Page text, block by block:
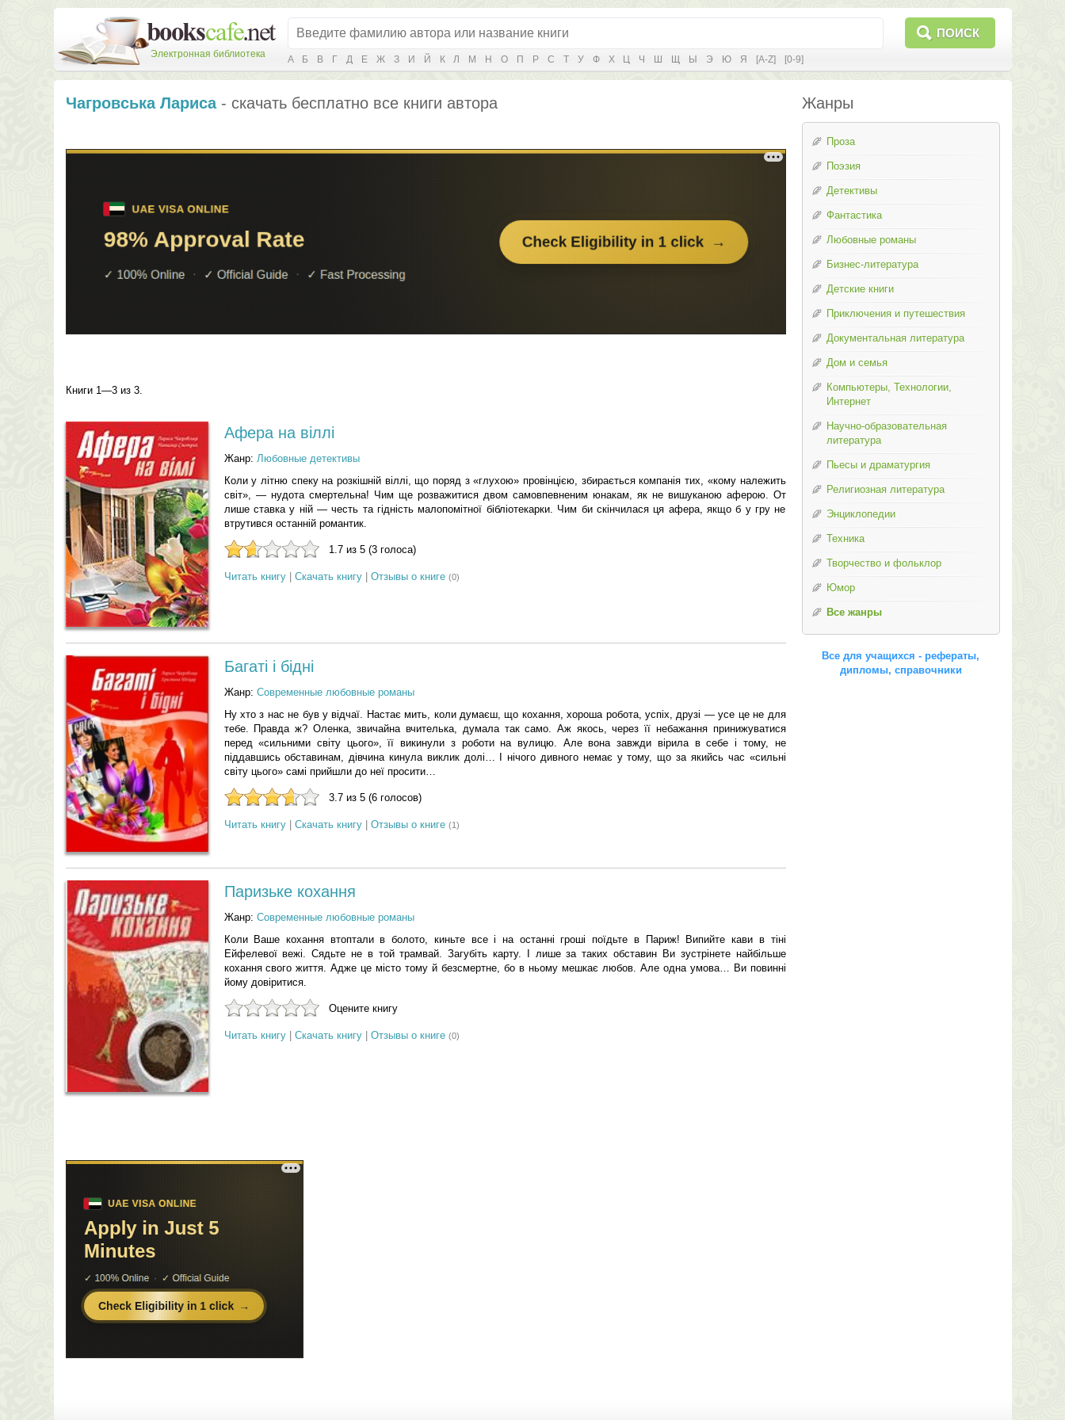
Электронная библиотека
ПОИСК
А Б В Г Д Е Ж З И Й К Л М Н О П Р С Т У Ф Х Ц Ч Ш Щ Ы Э Ю Я [A-Z] [0-9]
Чагровська Лариса- скачать бесплатно все книги автора
Книги 1—3 из 3.
Афера на віллі
Жанр: Любовные детективы
Коли у літню спеку на розкішній віллі, що поряд з «глухою» провінцією, збирається компанія тих, «кому належить
світ», — нудота смертельна! Чим ще розважитися двом самовпевненим юнакам, як не вишуканою аферою. От
лише ставка у ній — честь та гідність малопомітної бібліотекарки. Чим би скінчилася ця афера, якщо б у гру не
втрутився останній романтик.
1.7 из 5 (3 голоса)
Читать книгу| Скачать книгу| Отзывы о книге (0)
Багаті і бідні
Жанр: Современные любовные романы
Ну хто з нас не був у відчаї. Настає мить, коли думаєш, що кохання, хороша робота, успіх, друзі — усе це не для
тебе. Правда ж? Оленка, звичайна вчителька, думала так само. Аж якось, через її небажання принижуватися
перед «сильними світу цього», її викинули з роботи на вулицю. Але вона завжди вірила в себе і тому, не
піддавшись обставинам, дівчина кинула виклик долі… І нічого дивного немає у тому, що за якийсь час «сильні
світу цього» самі прийшли до неї просити…
3.7 из 5 (6 голосов)
Читать книгу| Скачать книгу| Отзывы о книге (1)
Паризьке кохання
Жанр: Современные любовные романы
Коли Ваше кохання втоптали в болото, киньте все і на останні гроші поїдьте в Париж! Випийте кави в тіні
Ейфелевої вежі. Сядьте не в той трамвай. Загубіть карту. І лише за таких обставин Ви зустрінете найбільше
кохання свого життя. Адже це місто тому й безсмертне, бо в ньому мешкає любов. Але одна умова… Ви повинні
йому довіритися.
Оцените книгу
Читать книгу| Скачать книгу| Отзывы о книге (0)
Жанры
Проза
Поэзия
Детективы
Фантастика
Любовные романы
Бизнес-литература
Детские книги
Приключения и путешествия
Документальная литература
Дом и семья
Компьютеры, Технологии,
Интернет
Научно-образовательная
литература
Пьесы и драматургия
Религиозная литература
Энциклопедии
Техника
Творчество и фольклор
Юмор
Все жанры
Все для учащихся - рефераты,
дипломы, справочники